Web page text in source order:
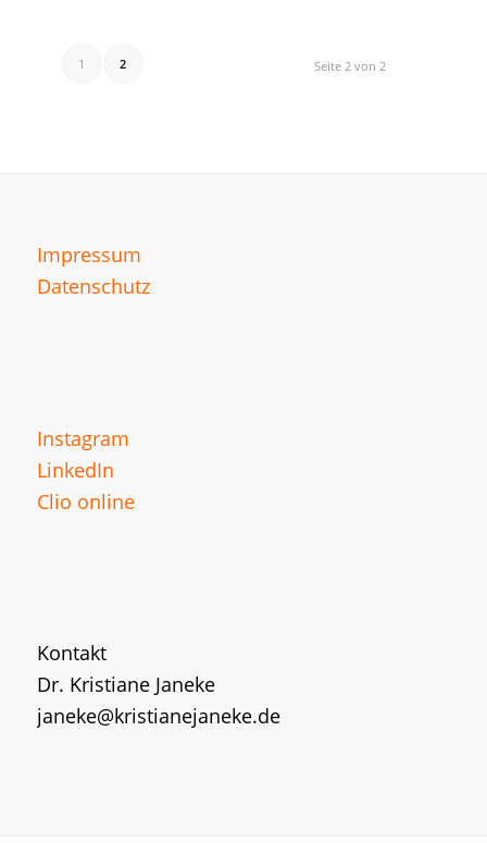
Seite 2 von 2
1 2
Impressum
Datenschutz
Instagram
LinkedIn
Clio online
Kontakt
Dr. Kristiane Janeke
janeke@kristianejaneke.de